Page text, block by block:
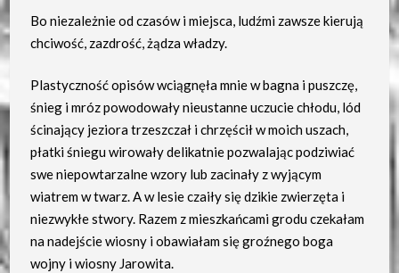
Bo niezależnie od czasów i miejsca, ludźmi zawsze kierują
chciwość, zazdrość, żądza władzy.
Plastyczność opisów wciągnęła mnie w bagna i puszczę,
śnieg i mróz powodowały nieustanne uczucie chłodu, lód
ścinający jeziora trzeszczał i chrzęścił w moich uszach,
płatki śniegu wirowały delikatnie pozwalając podziwiać
swe niepowtarzalne wzory lub zacinały z wyjącym
wiatrem w twarz. A w lesie czaiły się dzikie zwierzęta i
niezwykłe stwory. Razem z mieszkańcami grodu czekałam
na nadejście wiosny i obawiałam się groźnego boga
wojny i wiosny Jarowita.